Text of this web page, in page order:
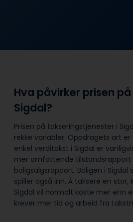
Hva påvirker prisen
Sigdal?
Prisen på takseringstjenester i
rekke variabler. Oppdragets art
enkel verditakst i Sigdal er
mer omfattende tilstandsrapport
boligsalgsrapport. Boligen i Sigdal
spiller også inn. Å taksere en stor,
Sigdal vil normalt koste mer enn
krever mer tid og arbeid fra